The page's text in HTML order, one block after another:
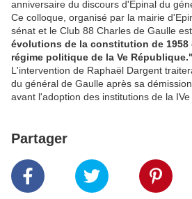
anniversaire du discours d'Epinal du
Ce colloque, organisé par la mairie
sénat et le Club 88 Charles de Gaulle
évolutions de la constitution de 1958
régime politique de la Ve République."
L'intervention de Raphaël Dargent
du général de Gaulle après sa
avant l'adoption des institutions de la IVe
Partager